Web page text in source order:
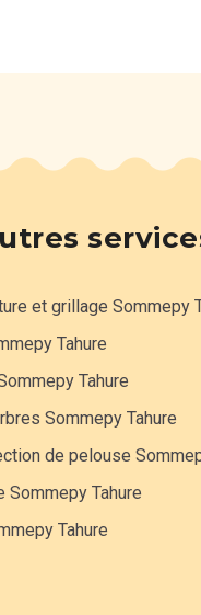
et grillage Sommepy
Tahure
Tahure
Sommepy Tahure
de pelouse
Sommepy Tahure
Tahure